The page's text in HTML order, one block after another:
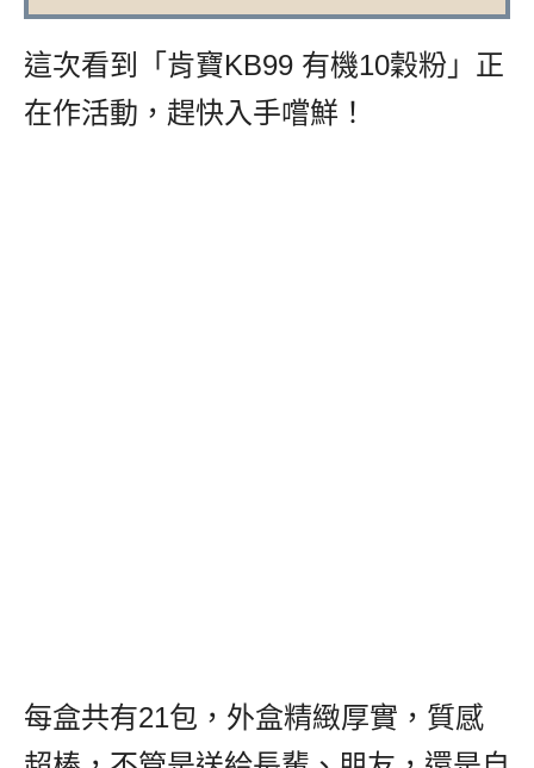
這次看到「肯寶KB99 有機10穀粉」正
在作活動，趕快入手嚐鮮！
每盒共有21包，外盒精緻厚實，質感